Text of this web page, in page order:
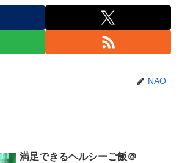
NAO
満足できるヘルシーご飯＠